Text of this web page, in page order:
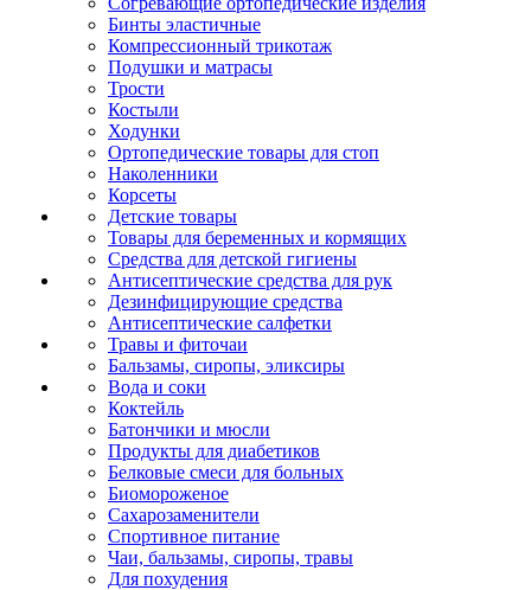
Бинты эластичные
Компрессионный трикотаж
Подушки и матрасы
Трости
Костыли
Ходунки
Ортопедические товары для стоп
Наколенники
Корсеты
Детские товары
Товары для беременных и кормящих
Средства для детской гигиены
Антисептические средства для рук
Дезинфицирующие средства
Антисептические салфетки
Травы и фиточаи
Бальзамы, сиропы, эликсиры
Вода и соки
Коктейль
Батончики и мюсли
Продукты для диабетиков
Белковые смеси для больных
Биомороженое
Сахарозаменители
Спортивное питание
Чаи, бальзамы, сиропы, травы
Для похудения